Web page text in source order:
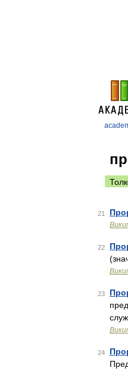
21
22
23
24